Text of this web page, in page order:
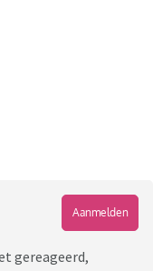
Aanmelden
gereageerd,